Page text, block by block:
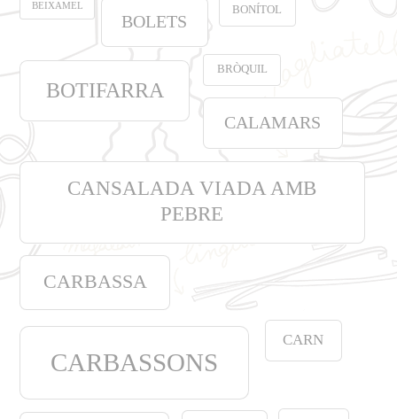
BEIXAMEL
BOLETS
BONÍTOL
BOTIFARRA
BRÒQUIL
CALAMARS
CANSALADA VIADA AMB
PEBRE
CARBASSA
CARBASSONS
CARN